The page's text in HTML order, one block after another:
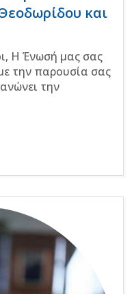
και
Η Ένωσή μας σας
την παρουσία σας
την